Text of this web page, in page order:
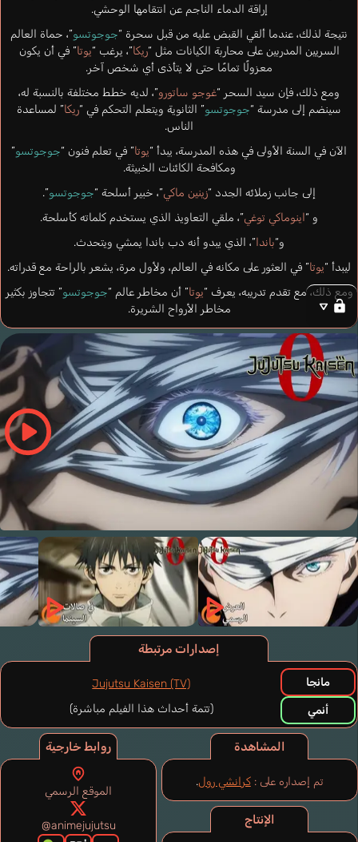
إراقة الدماء الناجم عن انتقامها الوحشي.
نتيجة لذلك، عندما ألقي القبض عليه من قبل سحرة “جوجوتسو”، حماة العالم
السريين المدربين على محاربة الكيانات مثل “ريكا”، يرغب “يوتا” في أن يكون
معزولًا تمامًا حتى لا يتأذى أي شخص آخر.
ومع ذلك، فإن سيد السحر “غوجو ساتورو”، لديه خطط مختلفة بالنسبة له،
سينضم إلى مدرسة “جوجوتسو” الثانوية ويتعلم التحكم في “ريكا” لمساعدة
الناس.
الآن في السنة الأولى في هذه المدرسة، يبدأ “يوتا” في تعلم فنون “جوجوتسو”
ومكافحة الكائنات الخبيثة.
إلى جانب زملائه الجدد “زينين ماكي”، خبير أسلحة “جوجوتسو”.
و “اينوماكي توغي”، ملقي التعاويذ الذي يستخدم كلماته كأسلحة.
و“باندا”، الذي يبدو أنه دب باندا يمشي ويتحدث.
ليبدأ “يوتا” في العثور على مكانه في العالم، ولأول مرة، يشعر بالراحة مع قدراته.
ومع ذلك، مع تقدم تدريبه، يعرف “يوتا” أن مخاطر عالم “جوجوتسو” تتجاوز بكثير
مخاطر الأرواح الشريرة.
المشاهدة
تم إصداره على : كرانشي رول.
الإنتاج
إصدارات مرتبطة
مانجا
أنمي
Jujutsu Kaisen (TV)
(تتمة أحداث هذا الفيلم مباشرة)
روابط خارجية
الموقع الرسمي
@animejujutsu